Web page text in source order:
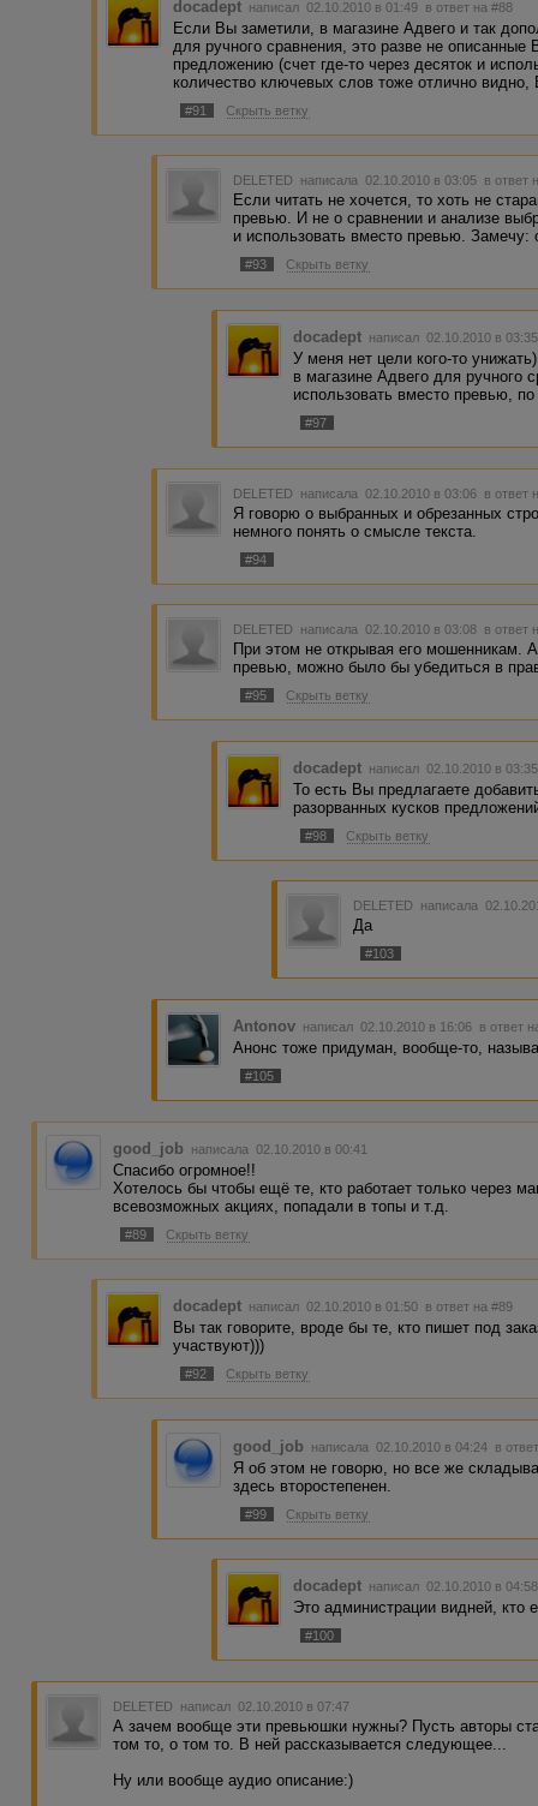
docadept написал 02.10.2010 в 01:49 в ответ на #88
Если Вы заметили, в магазине Адвего и так
для ручного сравнения, это разве не
предложению (счет где-то через десяток и
количество ключевых слов тоже отлично
#91 Скрыть ветку
DELETED написала 02.10.2010 в 03:05 в ответ
Если читать не хочется, то хоть не
превью. И не о сравнении и анализе
и использовать вместо превью. Замечу:
#93 Скрыть ветку
docadept написал 02.10.2010 в
У меня нет цели кого-то
в магазине Адвего для ручного
использовать вместо превью,
#97
DELETED написала 02.10.2010 в 03:06 в ответ
Я говорю о выбранных и обрезанных
немного понять о смысле текста.
#94
DELETED написала 02.10.2010 в 03:08 в ответ
При этом не открывая его мошенникам.
превью, можно было бы убедиться в
#95 Скрыть ветку
docadept написал 02.10.2010 в
То есть Вы предлагаете
разорванных кусков
#98 Скрыть ветку
DELETED написала
Да
#103
Antonov написал 02.10.2010 в 16:06 в ответ
Анонс тоже придуман, вообще-то,
#105
good_job написала 02.10.2010 в 00:41
Спасибо огромное!!
Хотелось бы чтобы ещё те, кто работает только через
всевозможных акциях, попадали в топы и т.д.
#89 Скрыть ветку
docadept написал 02.10.2010 в 01:50 в ответ на #89
Вы так говорите, вроде бы те, кто пишет под
участвуют)))
#92 Скрыть ветку
good_job написала 02.10.2010 в 04:24 в
Я об этом не говорю, но все же
здесь второстепенен.
#99 Скрыть ветку
docadept написал 02.10.2010 в
Это администрации видней, кто
#100
DELETED написал 02.10.2010 в 07:47
А зачем вообще эти превьюшки нужны? Пусть авторы
том то, о том то. В ней рассказывается следующее...
Ну или вообще аудио описание:)